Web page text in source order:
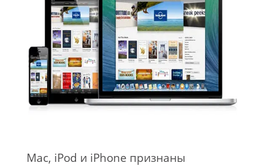
Mac, iPod и iPhone признаны